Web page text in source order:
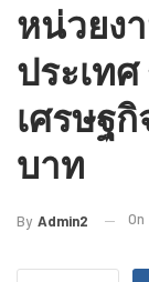
หน่วยง
ประเท
เศรษฐ
บาท
By Admin2 On